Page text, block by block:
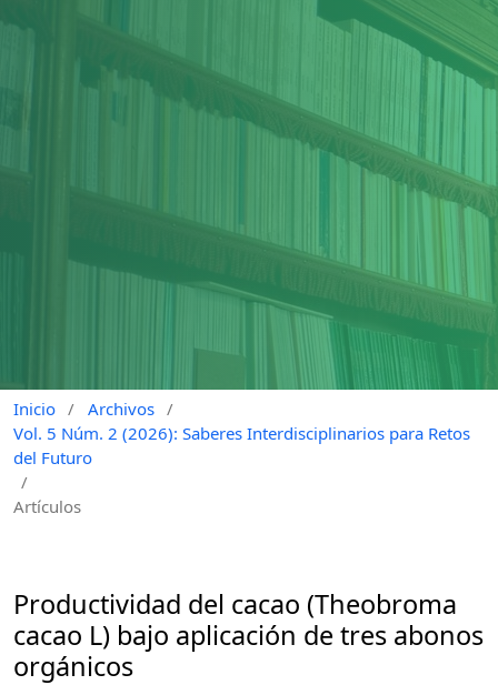
Inicio / Archivos /
Vol. 5 Núm. 2 (2026): Saberes Interdisciplinarios para Retos
del Futuro
/
Artículos
Productividad del cacao (Theobroma
cacao L) bajo aplicación de tres abonos
orgánicos